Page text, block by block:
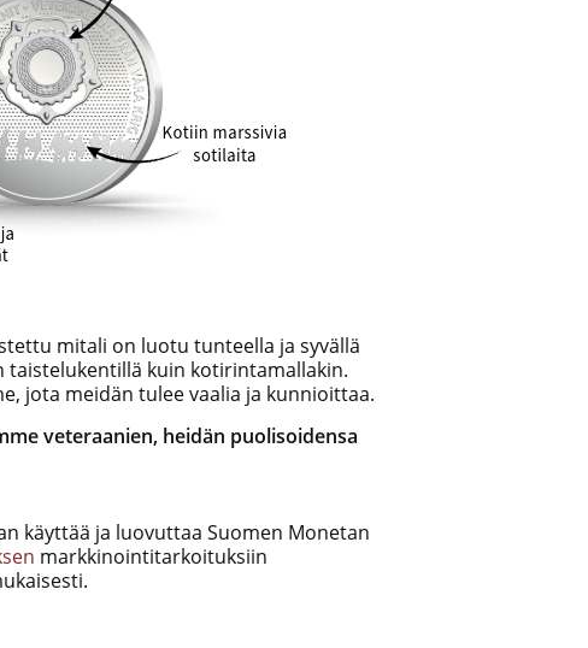
mitali on luotu tunteella ja syvällä
taistelukentillä kuin kotirintamallakin.
jota meidän tulee vaalia ja kunnioittaa.
veteraanien, heidän puolisoidensa
käyttää ja luovuttaa Suomen Monetan
markkinointitarkoituksiin